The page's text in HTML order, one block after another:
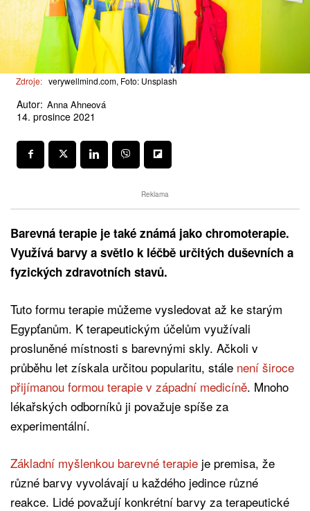
Zdroje: verywellmind.com, Foto: Unsplash
Autor: Anna Ahneová
14. prosince 2021
Reklama
Barevná terapie je také známá jako chromoterapie.
Využívá barvy a světlo k léčbě určitých duševních a
fyzických zdravotních stavů.
Tuto formu terapie můžeme vysledovat až ke starým
Egypťanům. K terapeutickým účelům využívali
prosluněné místnosti s barevnými skly. Ačkoli v
průběhu let získala určitou popularitu, stále není široce
přijímanou formou terapie v západní medicíně. Mnoho
lékařských odborníků ji považuje spíše za
experimentální.
Základní myšlenkou barevné terapie je premisa, že
různé barvy vyvolávají u každého jedince různé
reakce. Lidé považují konkrétní barvy za terapeutické